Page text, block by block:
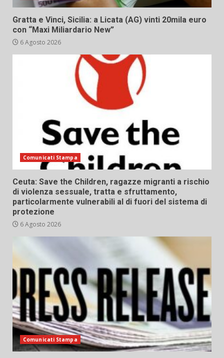
Gratta e Vinci, Sicilia: a Licata (AG) vinti 20mila euro
con “Maxi Miliardario New”
6 Agosto 2026
Comunicati Stampa
Ceuta: Save the Children, ragazze migranti a rischio
di violenza sessuale, tratta e sfruttamento,
particolarmente vulnerabili al di fuori del sistema di
protezione
6 Agosto 2026
Comunicati Stampa